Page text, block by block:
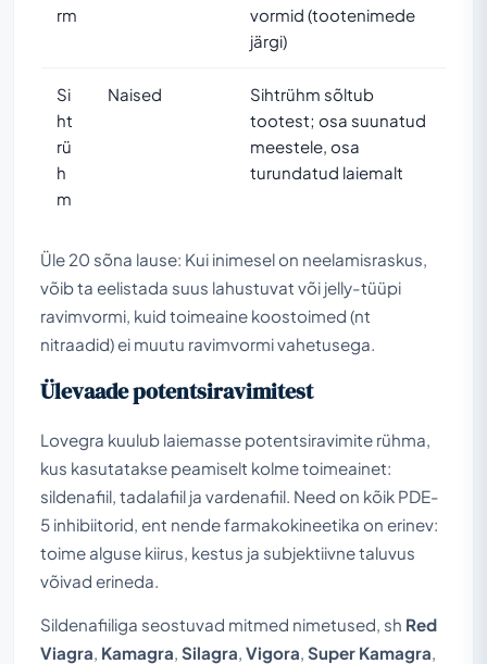
rm
vormid (tootenimede
järgi)
Si
ht
rü
h
m
Naised
Sihtrühm sõltub
tootest; osa suunatud
meestele, osa
turundatud laiemalt
Üle 20 sõna lause: Kui inimesel on neelamisraskus,
võib ta eelistada suus lahustuvat või jelly-tüüpi
ravimvormi, kuid toimeaine koostoimed (nt
nitraadid) ei muutu ravimvormi vahetusega.
Ülevaade potentsiravimitest
Lovegra kuulub laiemasse potentsiravimite rühma,
kus kasutatakse peamiselt kolme toimeainet:
sildenafiil, tadalafiil ja vardenafiil. Need on kõik PDE-
5 inhibiitorid, ent nende farmakokineetika on erinev:
toime alguse kiirus, kestus ja subjektiivne taluvus
võivad erineda.
Sildenafiiliga seostuvad mitmed nimetused, sh Red
Viagra Kamagra Silagra Vigora Super Kamagra